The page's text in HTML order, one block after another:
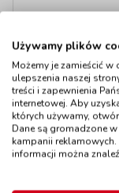
Wiadukt z
łukami
kod:
Dostępność W
do 5 dni
75,90 zł z
Używamy plików
Możemy je zamieścić
ulepszenia naszej
treści i zapewnienia
internetowej. Aby
których używamy,
Dane są gromadzone
kampanii
informacji można